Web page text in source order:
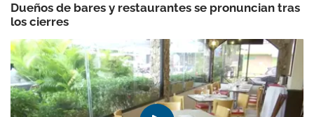
Dueños de bares y restaurantes se pronuncian tras
los cierres